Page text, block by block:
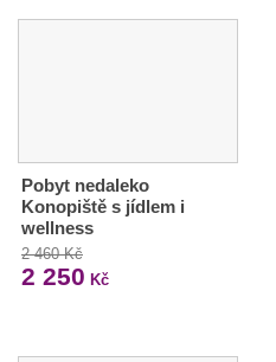
Pobyt nedaleko
Konopiště s jídlem i
wellness
2 460 Kč
2 250 Kč